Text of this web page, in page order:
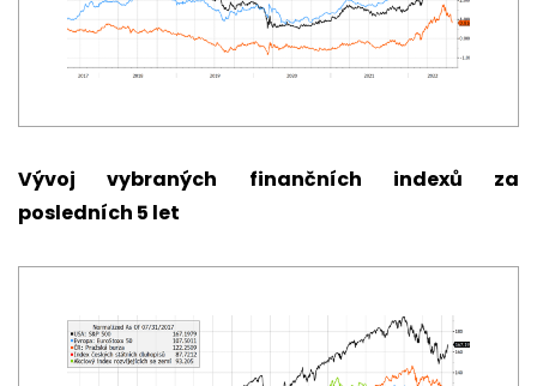
Vývoj vybraných finančních indexů za
posledních 5 let